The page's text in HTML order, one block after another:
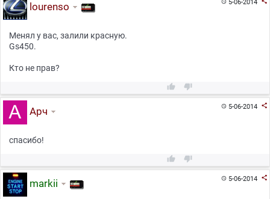
5-06-2014
lourenso
Менял у вас, залили красную.
Gs450.
Кто не прав?
 
5-06-2014 
Арч
спасибо!
 
5-06-2014 
markii